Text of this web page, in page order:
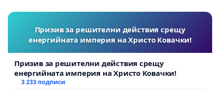
Призив за решителни действия срещу
енергийната империя на Христо Ковачки!
Призив за решителни действия срещу
енергийната империя на Христо Ковачки!
3 233 подписи